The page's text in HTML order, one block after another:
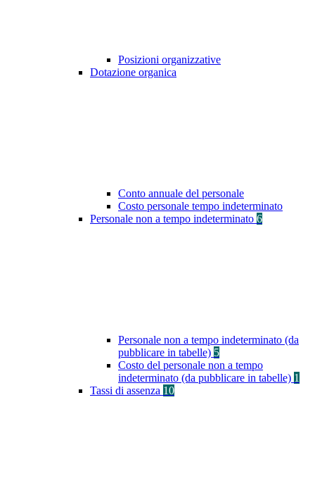
Posizioni organizzative
Dotazione organica
Conto annuale del personale
Costo personale tempo indeterminato
Personale non a tempo indeterminato 6
Personale non a tempo indeterminato (da
pubblicare in tabelle) 5
Costo del personale non a tempo
indeterminato (da pubblicare in tabelle) 1
Tassi di assenza 10